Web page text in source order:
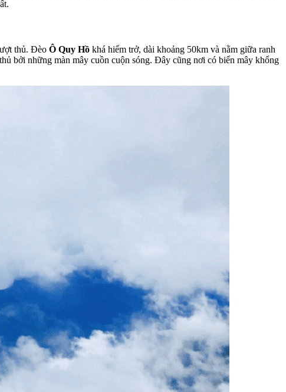
thủ. Đèo Ô Quy Hồ khá hiểm trở, dài khoảng 50km và nằm giữa ranh
bởi những màn mây cuồn cuộn sóng. Đây cũng nơi có biển mây khổng